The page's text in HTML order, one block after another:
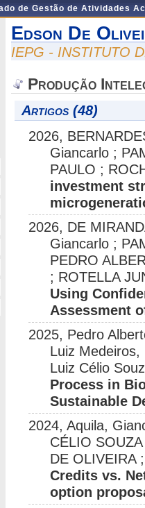
de Gestão de Atividades
Edson De
IEPG - INSTITUTO
Produção
Artigos (48)
2026,
Giancarlo ;
PAULO ;
investment
2026, DE
Giancarlo ;
PEDRO
; ROTELLA
Using
Assessment
2025, Pedro
Luiz
Luiz Célio
Process in
Sustainable
2024, Aquila,
CÉLIO
DE OLIVEIRA
Credits vs.
option